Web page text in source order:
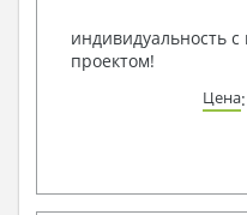
индивидуальность
проектом!
Цена